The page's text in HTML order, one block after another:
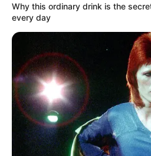
Fue bueno el partido de Johan
entre lo positivo por ser uno de
entrando en el
Queiroz.
Lea también:Chile vs
James Rodríguez a Alexis
El gol de Radamel Falcao
del partido para salvar la
mostrando que aún está vigente
Why this ordinary drink is the
every day